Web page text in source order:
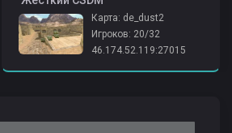
Карта: de_dust2
Игроков: 20/32
46.174.52.119:27015